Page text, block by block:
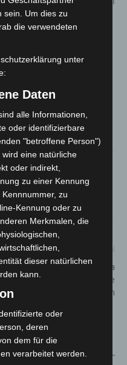
die gemeinsam
ergonomisch-
oder
Nr. 3).
Landesbeauftragte Editha
Westermann ehrt junge
Niedersachsen
sein. Um dies zu
die verwendeten
unter
Daten
alle Informationen,
oder identifizierbare
"betroffene Person")
eine natürliche
oder indirekt,
zu einer Kennung
zu
Kennung oder zu
Merkmalen, die
dieser natürlichen
kann.
oder
deren
dem für die
verarbeitet werden.